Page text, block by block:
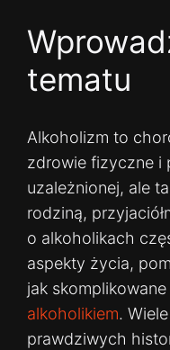
tematu
Alkoholizm to
zdrowie fizyczne i
uzależnionej, ale
rodziną,
o alkoholikach
aspekty życia,
jak
alkoholikiem.
prawdziwych